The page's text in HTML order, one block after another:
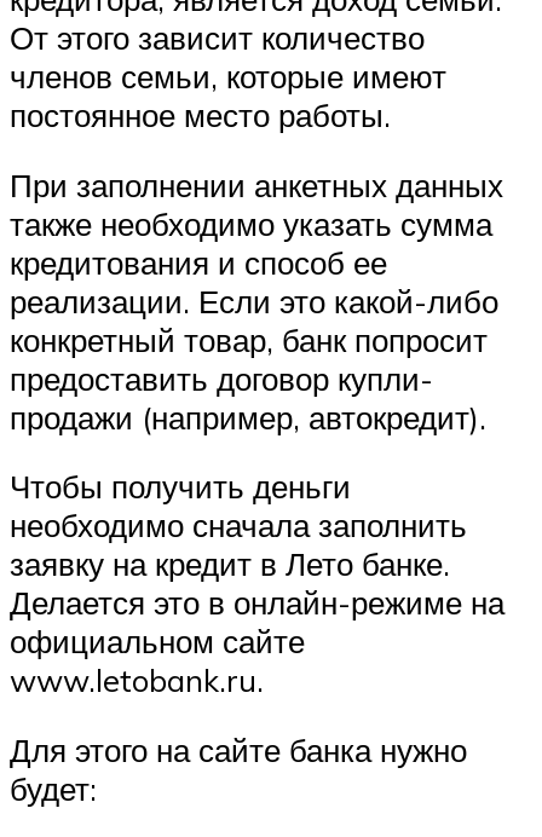
От этого зависит количество
членов семьи, которые имеют
постоянное место работы.
При заполнении анкетных данных
также необходимо указать сумма
кредитования и способ ее
реализации. Если это какой-либо
конкретный товар, банк попросит
предоставить договор купли-
продажи (например, автокредит).
Чтобы получить деньги
необходимо сначала заполнить
заявку на кредит в Лето банке.
Делается это в онлайн-режиме на
официальном сайте
www.letobank.ru.
Для этого на сайте банка нужно
будет: